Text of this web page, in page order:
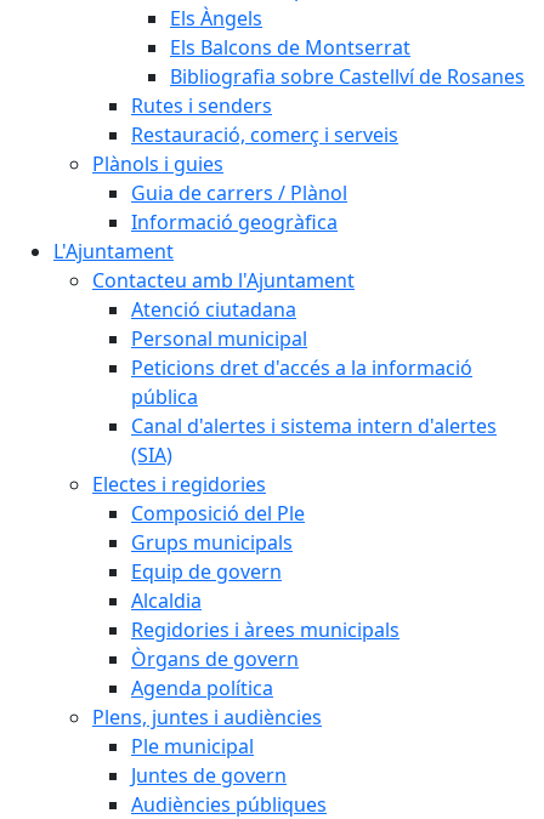
Els Àngels
Els Balcons de Montserrat
Bibliografia sobre Castellví de Rosanes
Rutes i senders
Restauració, comerç i serveis
Plànols i guies
Guia de carrers / Plànol
Informació geogràfica
L'Ajuntament
Contacteu amb l'Ajuntament
Atenció ciutadana
Personal municipal
Peticions dret d'accés a la informació
pública
Canal d'alertes i sistema intern d'alertes
(SIA)
Electes i regidories
Composició del Ple
Grups municipals
Equip de govern
Alcaldia
Regidories i àrees municipals
Òrgans de govern
Agenda política
Plens, juntes i audiències
Ple municipal
Juntes de govern
Audiències públiques